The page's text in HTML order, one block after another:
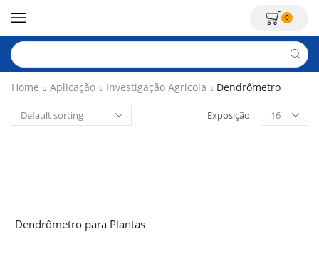
0
Home Aplicação Investigação Agricola Dendrômetro
Exposição
Dendrômetro para Plantas